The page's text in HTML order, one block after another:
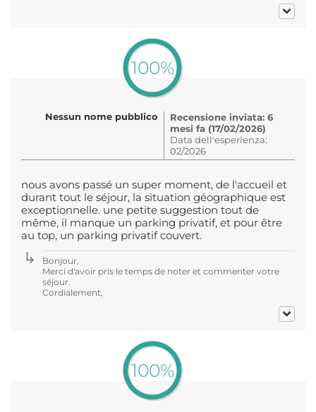
100%
Nessun nome pubblico
Recensione inviata: 6
mesi fa (17/02/2026)
Data dell'esperienza:
02/2026
nous avons passé un super moment, de l'accueil et
durant tout le séjour, la situation géographique est
exceptionnelle. une petite suggestion tout de
même, il manque un parking privatif, et pour être
au top, un parking privatif couvert.
Bonjour,
Merci d'avoir pris le temps de noter et commenter votre
séjour.
Cordialement,
100%